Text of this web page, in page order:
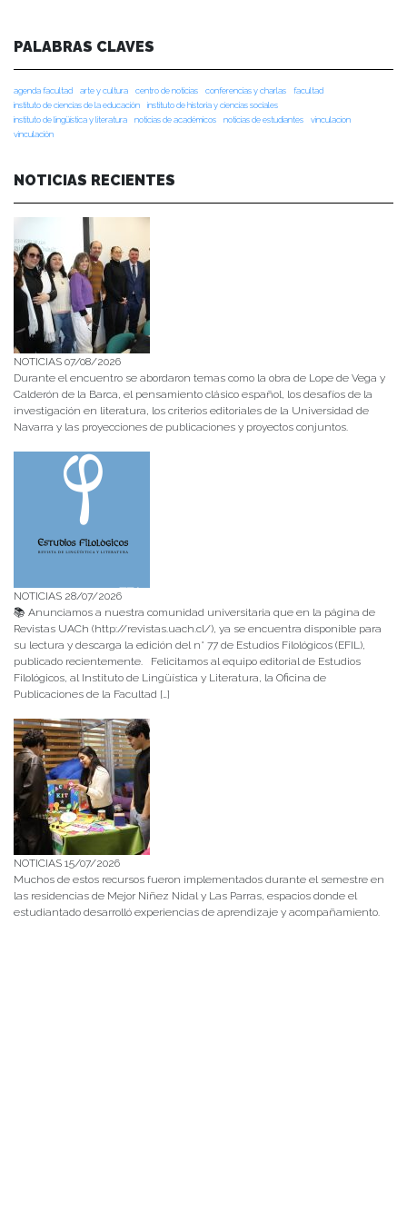
PALABRAS CLAVES
agenda facultad arte y cultura centro de noticias conferencias y charlas
facultad
instituto de ciencias de la educación
instituto de historia y ciencias sociales
instituto de lingüística y literatura
noticias de académicos noticias de estudiantes
vinculacion
vinculación
NOTICIAS RECIENTES
NOTICIAS 07/08/2026
Durante el encuentro se abordaron temas como la obra de Lope de Vega y
Calderón de la Barca, el pensamiento clásico español, los desafíos de la
investigación en literatura, los criterios editoriales de la Universidad de
Navarra y las proyecciones de publicaciones y proyectos conjuntos.
NOTICIAS 28/07/2026
📚 Anunciamos a nuestra comunidad universitaria que en la página de
Revistas UACh (http://revistas.uach.cl/), ya se encuentra disponible para
su lectura y descarga la edición del n° 77 de Estudios Filológicos (EFIL),
publicado recientemente. Felicitamos al equipo editorial de Estudios
Filológicos, al Instituto de Lingüística y Literatura, la Oficina de
Publicaciones de la Facultad […]
NOTICIAS 15/07/2026
Muchos de estos recursos fueron implementados durante el semestre en
las residencias de Mejor Niñez Nidal y Las Parras, espacios donde el
estudiantado desarrolló experiencias de aprendizaje y acompañamiento.